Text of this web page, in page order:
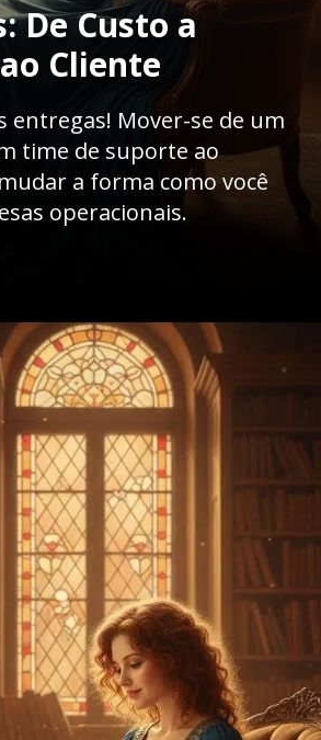
De Custo a
Cliente
entregas! Mover-se de um
time de suporte ao
a forma como você
operacionais.